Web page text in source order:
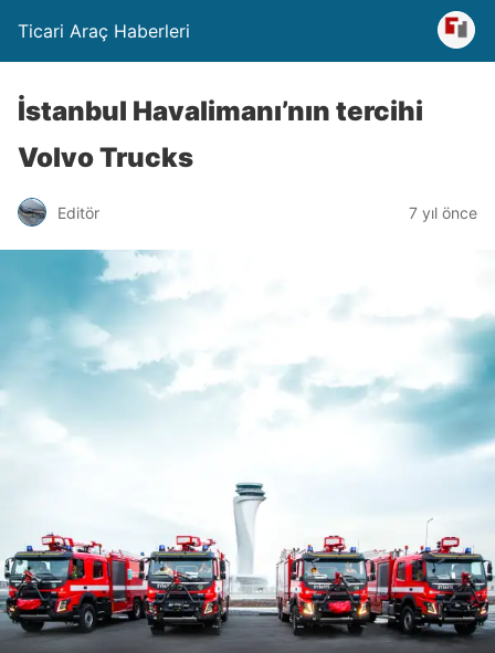
Ticari Araç Haberleri
İstanbul Havalimanı’nın tercihi
Volvo Trucks
Editör 7 yıl önce